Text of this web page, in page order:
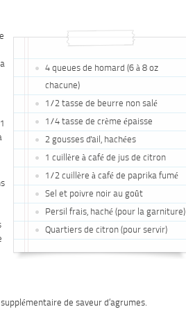
4 queues de homard (6 à 8 oz
chacune)
1/2 tasse de beurre non salé
1/4 tasse de crème épaisse
2 gousses d'ail, hachées
1 cuillère à café de jus de citron
1/2 cuillère à café de paprika fumé
Sel et poivre noir au goût
Persil frais, haché (pour la garniture)
Quartiers de citron (pour servir)
de saveur d’agrumes.